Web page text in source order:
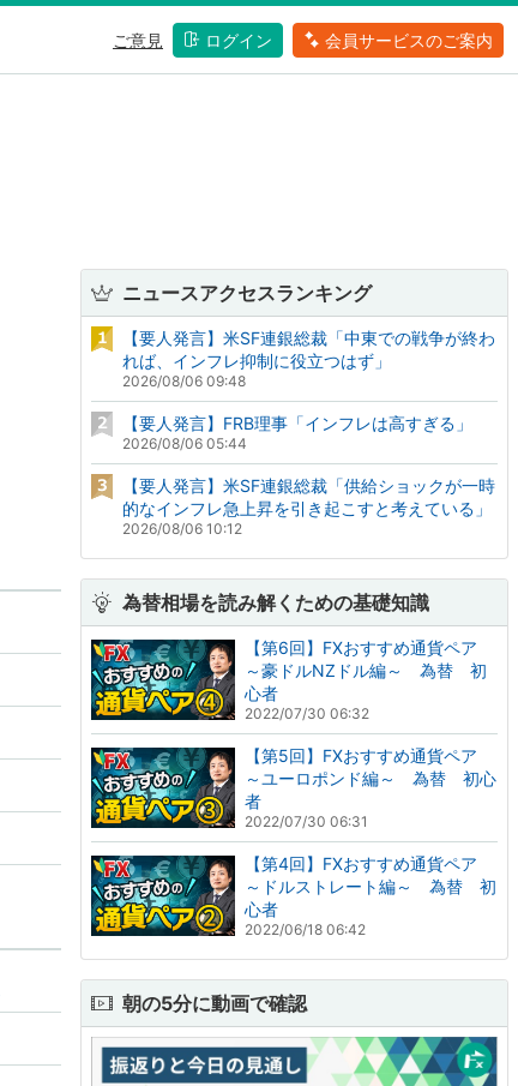
ご意見 ログイン 会員サービスのご案内
ニュースアクセスランキング
【要人発言】米SF連銀総裁「中東での戦争が終わ
れば、インフレ抑制に役立つはず」
2026/08/06 09:48
【要人発言】FRB理事「インフレは高すぎる」
2026/08/06 05:44
【要人発言】米SF連銀総裁「供給ショックが一時
的なインフレ急上昇を引き起こすと考えている」
2026/08/06 10:12
為替相場を読み解くための基礎知識
【第6回】FXおすすめ通貨ペア
～豪ドルNZドル編～ 為替 初
心者
2022/07/30 06:32
【第5回】FXおすすめ通貨ペア
～ユーロポンド編～ 為替 初心
者
2022/07/30 06:31
【第4回】FXおすすめ通貨ペア
～ドルストレート編～ 為替 初
心者
2022/06/18 06:42
朝の5分に動画で確認